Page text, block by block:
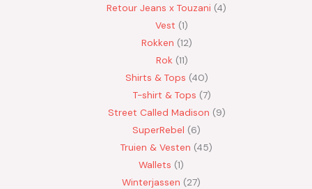
Retour Jeans x Touzani 4
Vest 1
Rokken 12
Rok 11
Shirts & Tops 40
T-shirt & Tops 7
Street Called Madison 9
SuperRebel
6
Truien & Vesten 45
Wallets 1
Winterjassen
27